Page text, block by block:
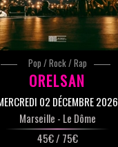
Pop / Rock / Rap
ORELSAN
02 DÉCEMBRE 2026
Marseille - Le Dôme
45€ / 75€